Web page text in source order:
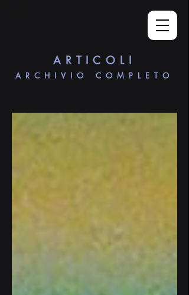
ARTICOLI
ARCHIVIO COMPLETO